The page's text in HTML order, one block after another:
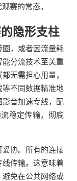
赛的常态。
隐形支柱
，或者因流量耗
分流技术至关重
无需担心用量，
等不同数据精准地
音加速专线，配
稳定传输，彻底
协。所有的连接
传输。这意味着
免在公共网络或